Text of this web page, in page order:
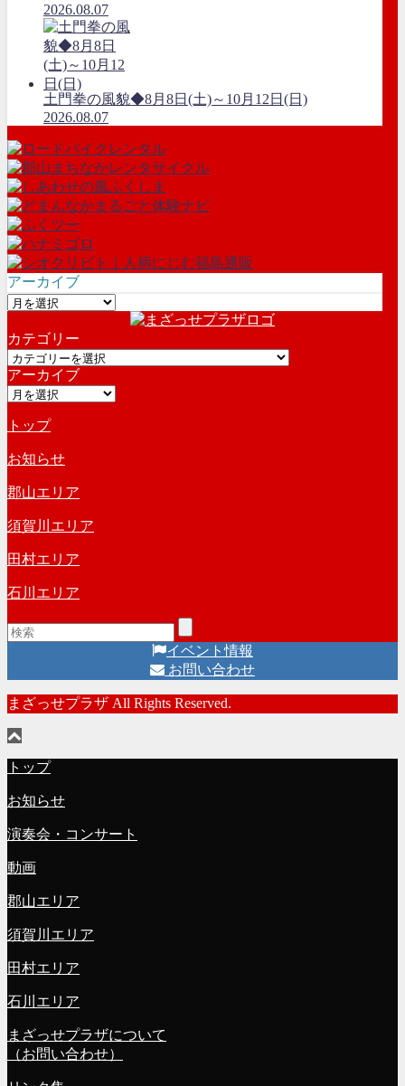
2026.08.07
土門拳の風貌◆8月8日(土)～10月12日(日)
2026.08.07
アーカイブ
ア
カ
イ
ブ
カテゴリー
カ
テ
ゴ
ー
アーカイブ
ア
カ
イ
ブ
トップ
お知らせ
郡山エリア
須賀川エリア
田村エリア
石川エリア
イベント情報
お問い合わせ
まざっせプラザ All Rights Reserved.
トップ
お知らせ
演奏会・コンサート
動画
郡山エリア
須賀川エリア
田村エリア
石川エリア
まざっせプラザについて
（お問い合わせ）